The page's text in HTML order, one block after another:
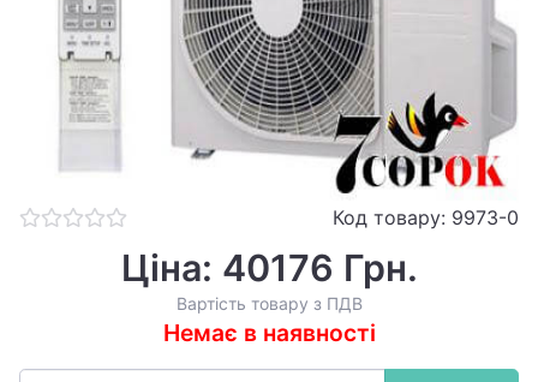
Код товару: 9973-0
Ціна: 40176 Грн.
Вартість товару з ПДВ
Немає в наявності